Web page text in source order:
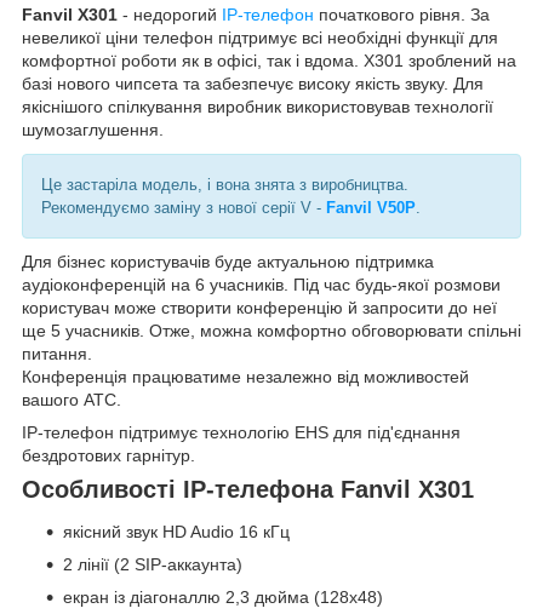
Fanvil X301 - недорогий IP-телефон початкового рівня. За
невеликої ціни телефон підтримує всі необхідні функції для
комфортної роботи як в офісі, так і вдома. X301 зроблений на
базі нового чипсета та забезпечує високу якість звуку. Для
якіснішого спілкування виробник використовував технології
шумозаглушення.
Це застаріла модель, і вона знята з виробництва.
Рекомендуємо заміну з нової серії V - Fanvil V50P
Для бізнес користувачів буде актуальною підтримка
аудіоконференцій на 6 учасників. Під час будь-якої розмови
користувач може створити конференцію й запросити до неї
ще 5 учасників. Отже, можна комфортно обговорювати спільні
питання.
Конференція працюватиме незалежно від можливостей
вашого АТС.
IP-телефон підтримує технологію EHS для під'єднання
бездротових гарнітур.
Особливості IP-телефона Fanvil X301
якісний звук HD Audio 16 кГц
2 лінії (2 SIP-аккаунта)
екран із діагоналлю 2,3 дюйма (128x48)